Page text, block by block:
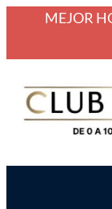
MEJOR
contenido
Club
Club de